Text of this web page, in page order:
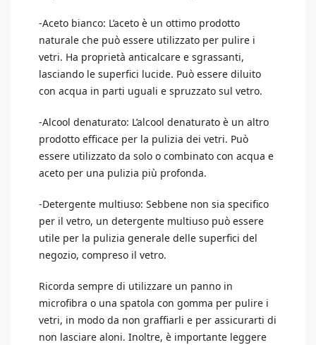
-Aceto bianco: L’aceto è un ottimo prodotto
naturale che può essere utilizzato per pulire i
vetri. Ha proprietà anticalcare e sgrassanti,
lasciando le superfici lucide. Può essere diluito
con acqua in parti uguali e spruzzato sul vetro.
-Alcool denaturato: L’alcool denaturato è un altro
prodotto efficace per la pulizia dei vetri. Può
essere utilizzato da solo o combinato con acqua e
aceto per una pulizia più profonda.
-Detergente multiuso: Sebbene non sia specifico
per il vetro, un detergente multiuso può essere
utile per la pulizia generale delle superfici del
negozio, compreso il vetro.
Ricorda sempre di utilizzare un panno in
microfibra o una spatola con gomma per pulire i
vetri, in modo da non graffiarli e per assicurarti di
non lasciare aloni. Inoltre, è importante leggere